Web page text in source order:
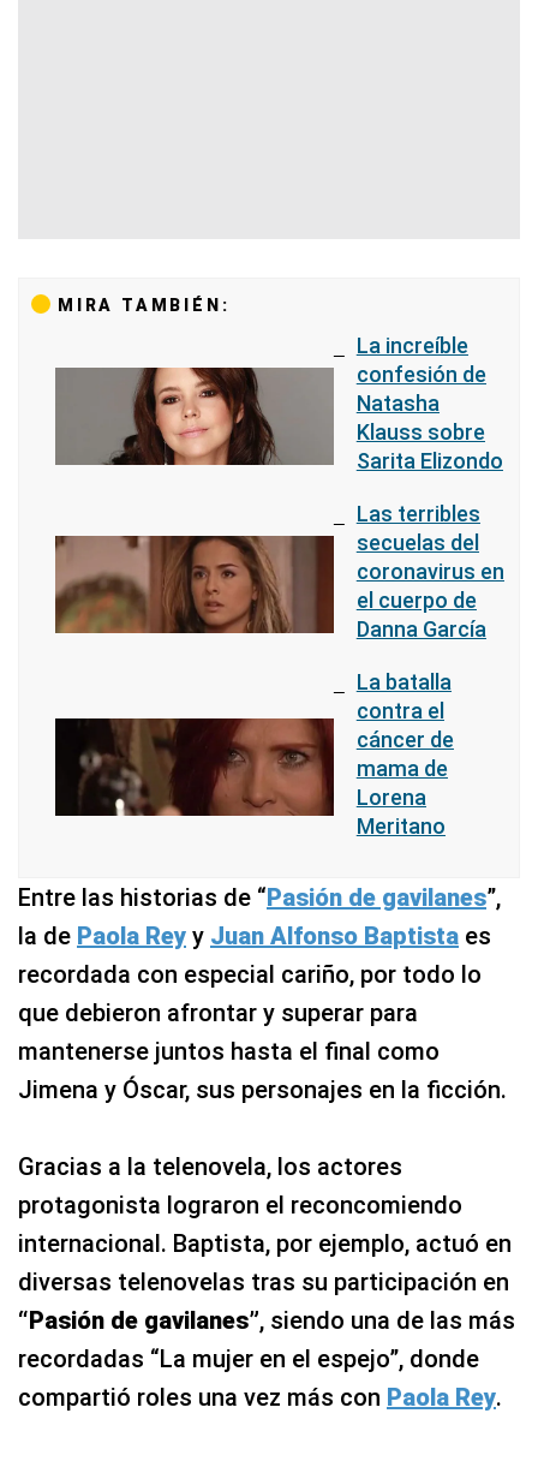
MIRA TAMBIÉN:
La increíble
confesión de
Natasha
Klauss sobre
Sarita Elizondo
Las terribles
secuelas del
coronavirus en
el cuerpo de
Danna García
La batalla
contra el
cáncer de
mama de
Lorena
Meritano
Entre las historias de “Pasión de gavilanes”,
la de Paola Rey y Juan Alfonso Baptista es
recordada con especial cariño, por todo lo
que debieron afrontar y superar para
mantenerse juntos hasta el final como
Jimena y Óscar, sus personajes en la ficción.
Gracias a la telenovela, los actores
protagonista lograron el reconcomiendo
internacional. Baptista, por ejemplo, actuó en
diversas telenovelas tras su participación en
“Pasión de gavilanes”, siendo una de las más
recordadas “La mujer en el espejo”, donde
compartió roles una vez más con Paola Rey.